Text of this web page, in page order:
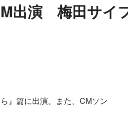
出演 梅田サイ
』篇に出演。また、CMソン